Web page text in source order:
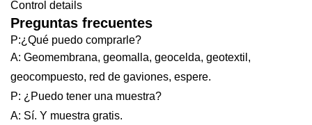
Preguntas frecuentes
P:¿Qué puedo comprarle?
A: Geomembrana, geomalla, geocelda, geotextil,
geocompuesto, red de gaviones, espere.
P: ¿Puedo tener una muestra?
A: Sí. Y muestra gratis.